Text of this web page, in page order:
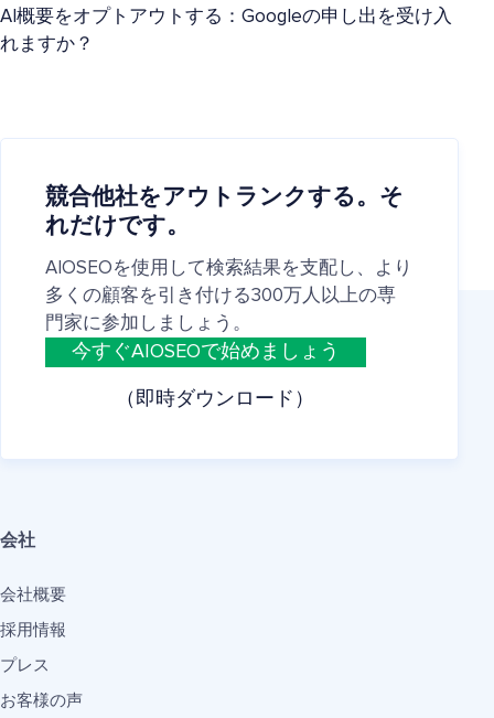
AI概要をオプトアウトする：Googleの申し出を受け入
れますか？
競合他社をアウトランクする。そ
れだけです。
AIOSEOを使用して検索結果を支配し、より
多くの顧客を引き付ける300万人以上の専
門家に参加しましょう。
今すぐAIOSEOで始めましょう
（即時ダウンロード）
会社
会社概要
採用情報
プレス
お客様の声